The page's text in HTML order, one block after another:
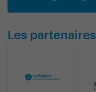
Les partenaires